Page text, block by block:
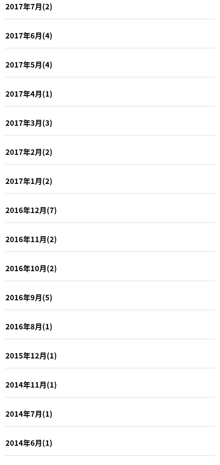
2017年7月(2)
2017年6月(4)
2017年5月(4)
2017年4月(1)
2017年3月(3)
2017年2月(2)
2017年1月(2)
2016年12月(7)
2016年11月(2)
2016年10月(2)
2016年9月(5)
2016年8月(1)
2015年12月(1)
2014年11月(1)
2014年7月(1)
2014年6月(1)